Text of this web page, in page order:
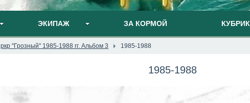
ЭКИПАЖ ЗА КОРМОЙ КУБРИК
ркр "Грозный" 1985-1988 гг. Альбом 3 1985-1988
1985-1988